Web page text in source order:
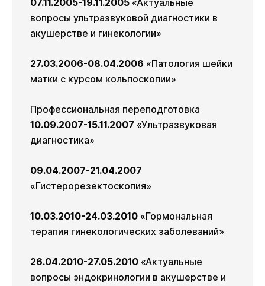
07.11.2005-19.11.2005 «Актуальные
вопросы ультразвуковой диагностики в
акушерстве и гинекологии»
27.03.2006-08.04.2006 «Патология шейки
матки с курсом кольпоскопии»
Профессиональная переподготовка
10.09.2007-15.11.2007 «Ультразвуковая
диагностика»
09.04.2007-21.04.2007
«Гистерорезектоскопия»
10.03.2010-24.03.2010 «Гормональная
терапия гинекологических заболеваний»
26.04.2010-27.05.2010 «Актуальные
вопросы эндокринологии в акушерстве и